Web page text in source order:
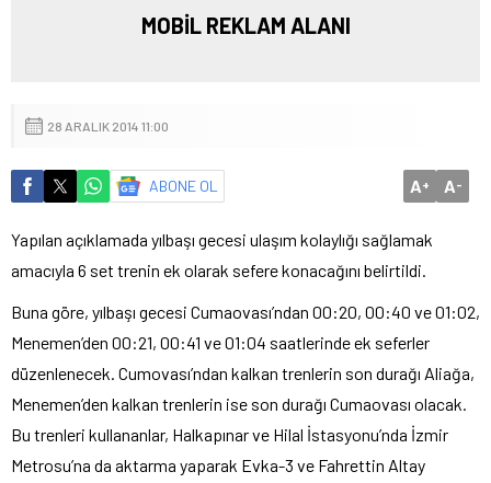
MOBİL REKLAM ALANI
28 ARALIK 2014 11:00
ABONE OL A+ A-
Yapılan açıklamada yılbaşı gecesi ulaşım kolaylığı sağlamak
amacıyla 6 set trenin ek olarak sefere konacağını belirtildi.
Buna göre, yılbaşı gecesi Cumaovası’ndan 00:20, 00:40 ve 01:02,
Menemen’den 00:21, 00:41 ve 01:04 saatlerinde ek seferler
düzenlenecek. Cumovası’ndan kalkan trenlerin son durağı Aliağa,
Menemen’den kalkan trenlerin ise son durağı Cumaovası olacak.
Bu trenleri kullananlar, Halkapınar ve Hilal İstasyonu’nda İzmir
Metrosu’na da aktarma yaparak Evka-3 ve Fahrettin Altay